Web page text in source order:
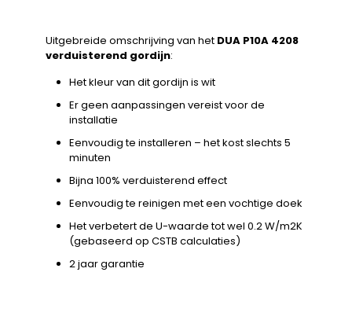
Uitgebreide omschrijving van het DUA P10A 4208
verduisterend gordijn:
Het kleur van dit gordijn is wit
Er geen aanpassingen vereist voor de
installatie
Eenvoudig te installeren – het kost slechts 5
minuten
Bijna 100% verduisterend effect
Eenvoudig te reinigen met een vochtige doek
Het verbetert de U-waarde tot wel 0.2 W/m2K
(gebaseerd op CSTB calculaties)
2 jaar garantie